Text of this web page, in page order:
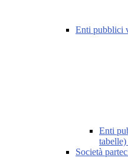
Enti pubblici
Enti
tabelle)
Società